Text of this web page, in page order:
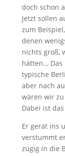
doch schon
Jetzt sollen
zum
denen
nichts groß,
hätten… Das
typische
aber nach
wären wir
Dabei ist
Er gerät ins
verstummt
zügig in die